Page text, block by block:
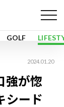
GOLF
2024.01.20
強が惚
シード